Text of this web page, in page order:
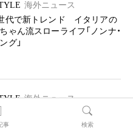
海外ニュース
代で新トレンド イタリアの
ゃん流スローライフ「ノンナ・
グ」
海外ニュース
日アースデイに考えよう 変わ
ラグジュアリーの価値」
事 検索